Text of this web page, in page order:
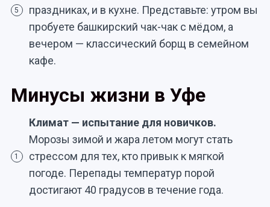
5
праздниках, и в кухне. Представьте: утром вы
пробуете башкирский чак-чак с мёдом, а
вечером — классический борщ в семейном
кафе.
Минусы жизни в Уфе
1
Климат — испытание для новичков.
Морозы зимой и жара летом могут стать
стрессом для тех, кто привык к мягкой
погоде. Перепады температур порой
достигают 40 градусов в течение года.